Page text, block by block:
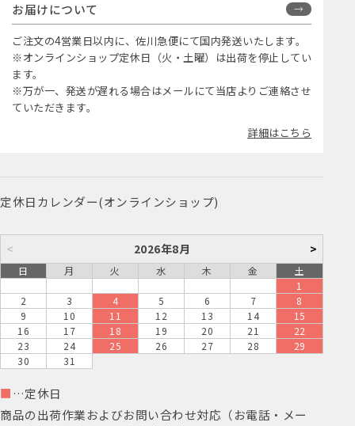
お届けについて
ご注文の4営業日以内に、佐川急便にて国内発送いたします。
※オンラインショップ定休日（火・土曜）は出荷を停止してい
ます。
※万が一、発送が遅れる場合はメールにて当店よりご連絡させ
ていただきます。
詳細はこちら
定休日カレンダー(オンラインショップ)
< 2026年8月 >
日 月 火 水 木 金
土
1
2
3 4 5 6 7
8
9
10 11 12 13 14
15
16
17 18 19 20 21
22
23
24 25 26 27 28
29
30
31
■ …定休日
商品の出荷作業およびお問い合わせ対応（お電話・メー